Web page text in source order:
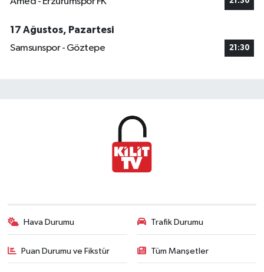
17 Ağustos, Pazartesi
Samsunspor - Göztepe
21:30
Hava Durumu Trafik Durumu
Puan Durumu ve Fikstür Tüm Manşetler